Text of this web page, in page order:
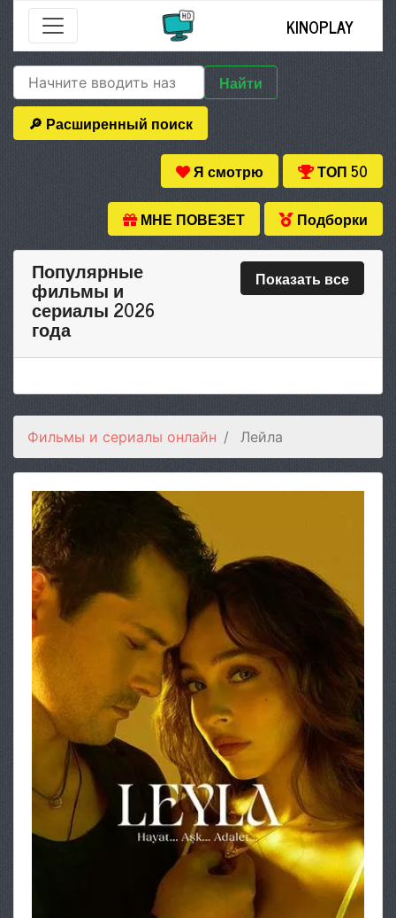
KINOPLAY
Найти
🔎 Расширенный поиск
Я смотрю ТОП 50
МНЕ ПОВЕЗЕТ Подборки
Популярные
фильмы и
сериалы 2026
года
Показать все
Фильмы и сериалы онлайн Лейла